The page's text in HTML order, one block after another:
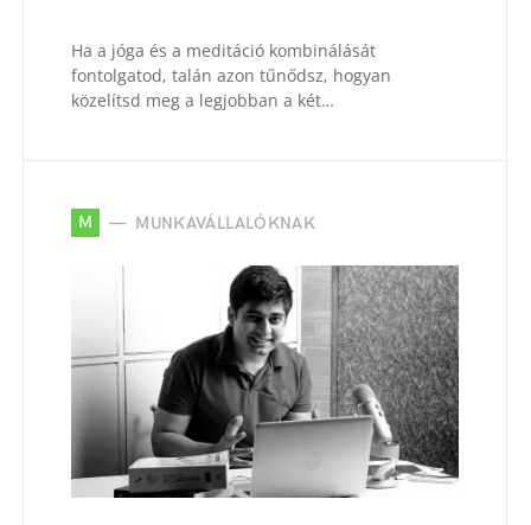
Ha a jóga és a meditáció kombinálását
fontolgatod, talán azon tűnődsz, hogyan
közelítsd meg a legjobban a két…
M MUNKAVÁLLALÓKNAK